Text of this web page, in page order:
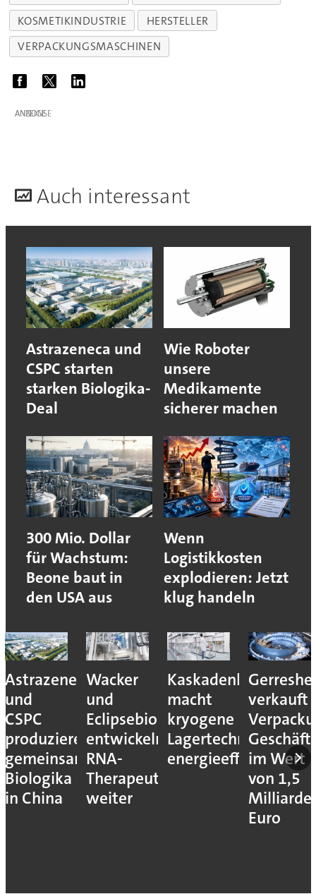
KOSMETIKINDUSTRIE
HERSTELLER
VERPACKUNGSMASCHINEN
ANZEIGE
Auch interessant
Astrazeneca und
CSPC starten
starken Biologika-
Deal
Wie Roboter
unsere
Medikamente
sicherer machen
300 Mio. Dollar
für Wachstum:
Beone baut in
den USA aus
Wenn
Logistikkosten
explodieren: Jetzt
klug handeln
Astrazeneca
und
CSPC
produzieren
gemeinsam
Biologika
in China
Wacker
und
Eclipsebio
entwickeln
RNA-
Therapeutika
weiter
Kaskadenkonzept
macht
kryogene
Lagertechnik
energieeffizienter
verkauft
im Wert
von 1,5
Euro